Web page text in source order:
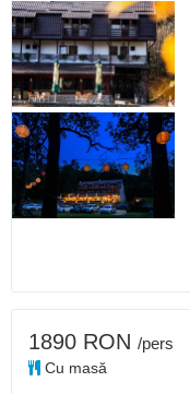
1890 RON /pers
Cu masă